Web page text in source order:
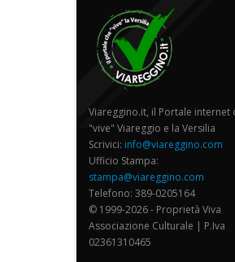
Viareggino.it, il Portale internet
"vive" Viareggio e la Versilia
Scrivici: info@viareggino.com
Ufficio Stampa:
stampa@viareggino.com
Telefono: 389-0205164
© 1999-2026 - Proprietà Viva
Associazione Culturale | P.Iva
02361310465